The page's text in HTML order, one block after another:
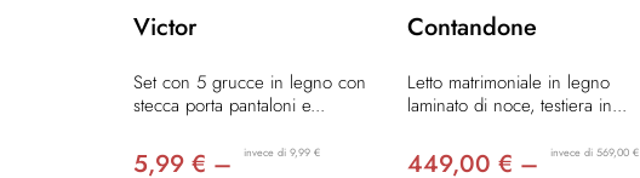
Victor
Set con 5 grucce in legno con
stecca porta pantaloni e...
5,99 € – invece di 9,99 €
Contandone
Letto matrimoniale in legno
laminato di noce, testiera in...
449,00 € – invece di 569,00 €